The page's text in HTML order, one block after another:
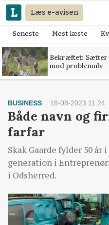
Læs e-avisen
Seneste Mest læste
Bekræftet:
mod problemulv
BUSINESS 18-08-2023 11:24
Både navn og
farfar
Skak Gaarde fylder 50 år
generation i
i Odsherred.